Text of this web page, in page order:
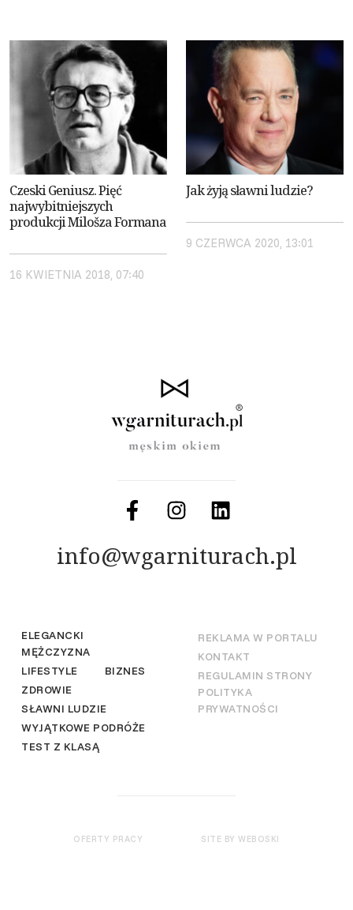
Czeski Geniusz. Pięć
najwybitniejszych
produkcji Milošza Formana
16 KWIETNIA 2018, 07:40
Jak żyją sławni ludzie?
9 CZERWCA 2020, 13:01
info@wgarniturach.pl
ELEGANCKI
MĘŻCZYZNA
LIFESTYLE
BIZNES
ZDROWIE
SŁAWNI LUDZIE
WYJĄTKOWE PODRÓŻE
TEST Z KLASĄ
REKLAMA W PORTALU
KONTAKT
REGULAMIN STRONY
POLITYKA
PRYWATNOŚCI
OFERTY PRACY SITE BY WEBOSKI